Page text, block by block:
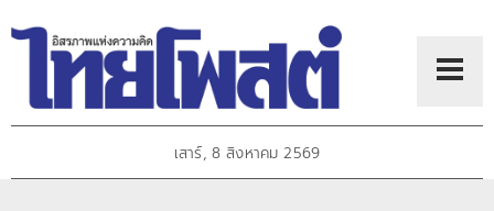
เสาร์, 8 สิงหาคม 2569